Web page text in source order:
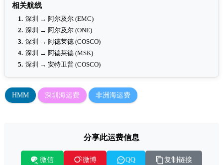
相关航线
1. 深圳 → 阿尔及尔 (EMC)
2. 深圳 → 阿尔及尔 (ONE)
3. 深圳 → 阿德莱德 (COSCO)
4. 深圳 → 阿德莱德 (MSK)
5. 深圳 → 安特卫普 (COSCO)
HMM 深圳海运费 非洲海运费
分享此运费信息
微信 微博 QQ 复制链接